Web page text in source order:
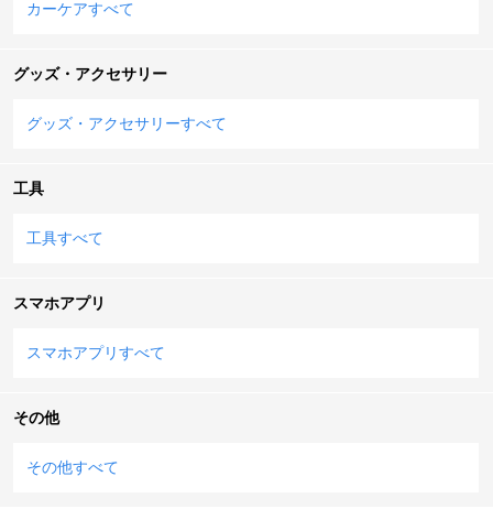
カーケアすべて
グッズ・アクセサリー
グッズ・アクセサリーすべて
工具
工具すべて
スマホアプリ
スマホアプリすべて
その他
その他すべて